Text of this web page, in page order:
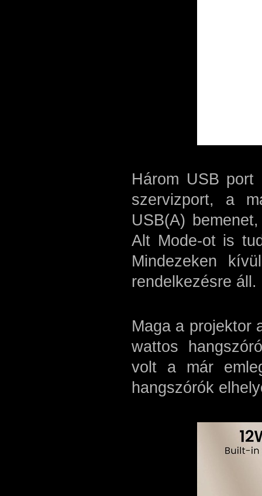
Három USB
szervizport, a
USB(A)
Alt Mode-ot is
Mindezeken
rendelkezésre áll.
Maga a projektor
wattos
volt a már
hangszórók